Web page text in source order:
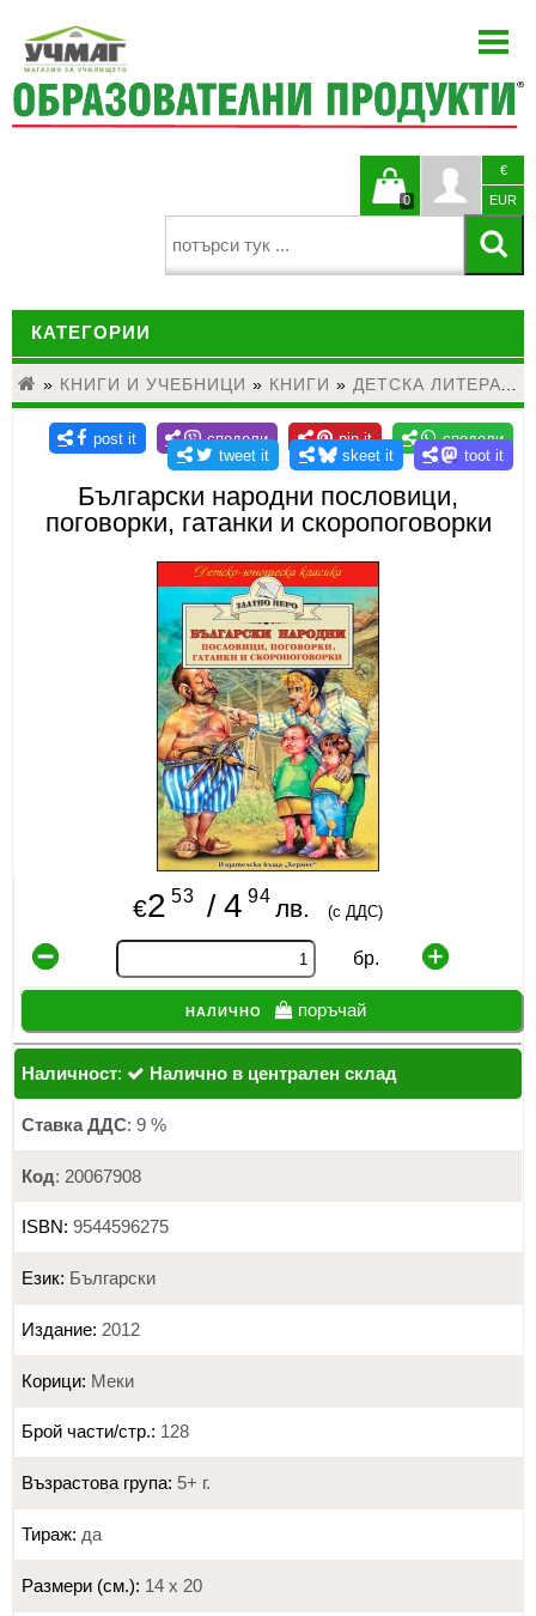
ЗА НАС
КАТАЛОЗИ
€
EUR
0
Кошницата
КАТЕГОРИИ
ДЕТСКИ ГРАДИНИ И НАЧАЛНО ОБРАЗОВАНИЕ
ЕЗИКОВО ОБУЧЕНИЕ
НАУКИ
ИЗКУСТВА
СПОРТ
МЕБЕЛИ И ОБОРУДВАНЕ
КАНЦЕЛАРСКИ МАТЕРИАЛИ
КНИГИ И УЧЕБНИЦИ
БДП
НОВИ
ПРОМОЦИИ
S.T.E.M.
ИНСТРУМЕНТИ
» КНИГИ И УЧЕБНИЦИ » КНИГИ » ДЕТСКА ЛИТЕРАТУРА
Български народни пословици,
поговорки, гатанки и скоропоговорки
€2 53 /4 94 лв. (с ДДС)
бр.
налично поръчай
Наличност: Налично в централен склад
Ставка ДДС: 9 %
Код: 20067908
ISBN: 9544596275
Език: Български
Издание: 2012
Корици: Меки
Брой части/стр.: 128
Възрастова група: 5+ г.
Тираж: да
Размери (см.): 14 х 20